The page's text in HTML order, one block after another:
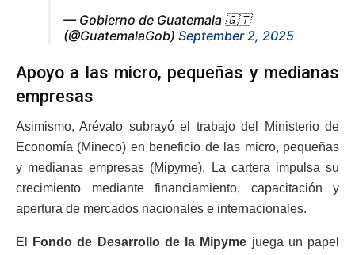
— Gobierno de Guatemala 🇬🇹
(@GuatemalaGob) September 2, 2025
Apoyo a las micro, pequeñas y medianas
empresas
Asimismo, Arévalo subrayó el trabajo del Ministerio de
Economía (Mineco) en beneficio de las micro, pequeñas
y medianas empresas (Mipyme). La cartera impulsa su
crecimiento mediante financiamiento, capacitación y
apertura de mercados nacionales e internacionales.
El Fondo de Desarrollo de la Mipyme juega un papel